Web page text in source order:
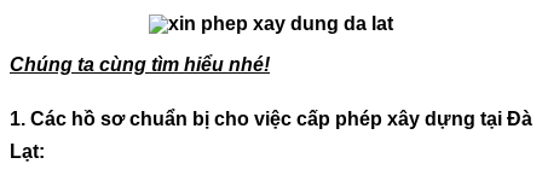
Chúng ta cùng tìm hiểu nhé!
1. Các hồ sơ chuẩn bị cho việc cấp phép xây dựng tại Đà
Lạt: